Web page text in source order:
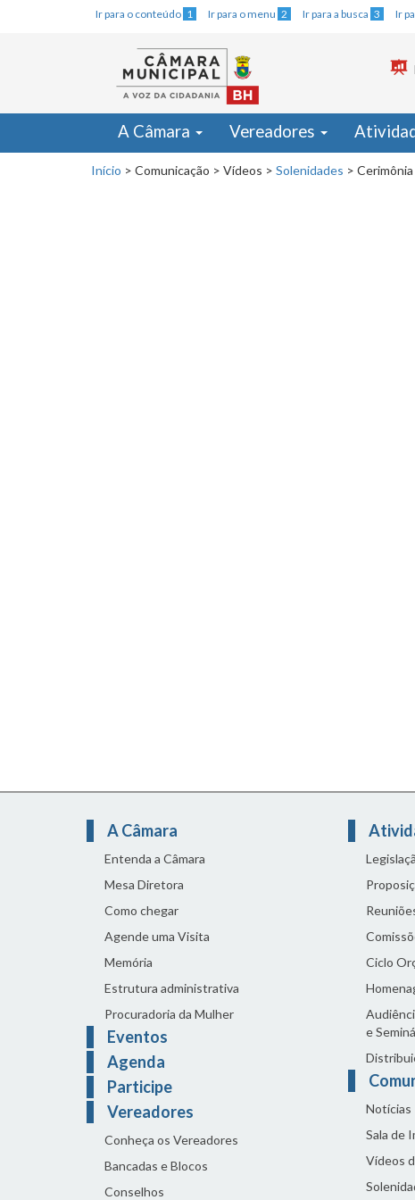
Ir para o conteúdo 1 Ir para o menu 2 Ir para a busca 3 Ir
A Câmara Vereadores
Início > Comunicação > Vídeos > Solenidades >
A Câmara
Entenda a Câmara
Mesa Diretora
Como chegar
Agende uma Visita
Memória
Estrutura administrativa
Procuradoria da Mulher
Eventos
Agenda
Participe
Vereadores
Conheça os Vereadores
Bancadas e Blocos
Conselhos
Ciclo
e
Notícias
Sala de
Vídeos